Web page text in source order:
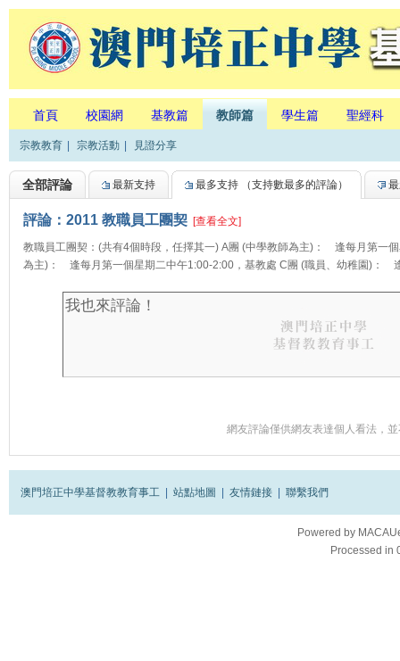
首頁 校園網 基教篇 教師篇 學生篇 聖經科
宗教教育 宗教活動 見證分享
全部評論 最新支持 最多支持 （支持數最多的評論）
評論：2011 教職員工團契 [查看全文]
教職員工團契：(共有4個時段，任擇其一) A團 (中學教師為主)： 逢每月第一
為主)： 逢每月第一個星期二中午1:00-2:00，基教處 C團 (職員、幼稚園)：
網友評論僅供網友表達個人看法，
澳門培正中學基督教教育事工 站點地圖 友情鏈接 聯繫我們
Powered by
Processed in